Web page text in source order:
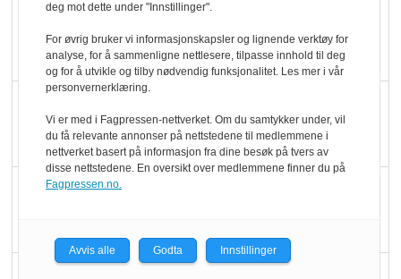
Rema-flaggskip
dundrer videre
Slik opprettholdes
ølsalget
deg mot dette under "Innstillinger".
For øvrig bruker vi informasjonskapsler og lignende verktøy for
analyse, for å sammenligne nettlesere, tilpasse innhold til deg
og for å utvikle og tilby nødvendig funksjonalitet. Les mer i vår
personvernerklæring.
Vi er med i Fagpressen-nettverket. Om du samtykker under, vil
du få relevante annonser på nettstedene til medlemmene i
nettverket basert på informasjon fra dine besøk på tvers av
disse nettstedene. En oversikt over medlemmene finner du på
Fagpressen.no.
Avvis alle Godta Innstillinger